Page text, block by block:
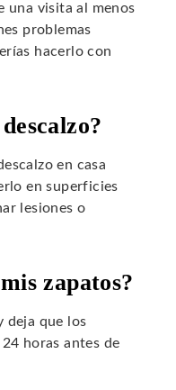
una visita al menos
problemas
hacerlo con
en casa
en superficies
lesiones o
zapatos?
deja que los
horas antes de